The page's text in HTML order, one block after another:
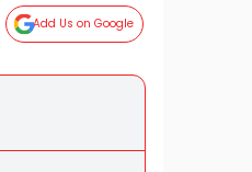
Add Us on Google